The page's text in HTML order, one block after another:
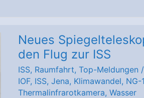
große
Teleskope
im
All
Neues
den Flug zur ISS
ISS, Raumfahrt, Top-Meldungen /
IOF, ISS, Jena, Klimawandel, NG-
Thermalinfrarotkamera, Wasser